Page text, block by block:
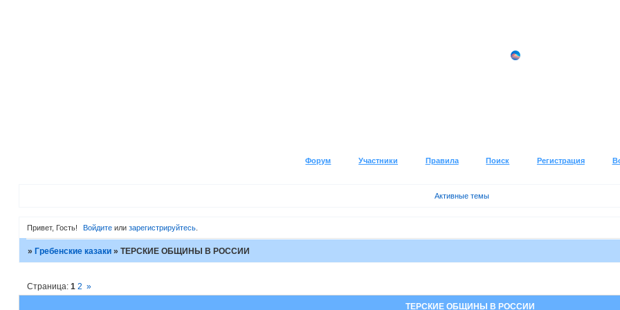
Форум Участники Правила Поиск Регистрация
Активные темы
Привет, Гость! Войдите илизарегистрируйтесь
» Гребенские казаки » ТЕРСКИЕ ОБЩИНЫ В РОССИИ
ТЕРСКИЕ ОБЩИНЫ В РОССИИ
Страница: 1 2 »